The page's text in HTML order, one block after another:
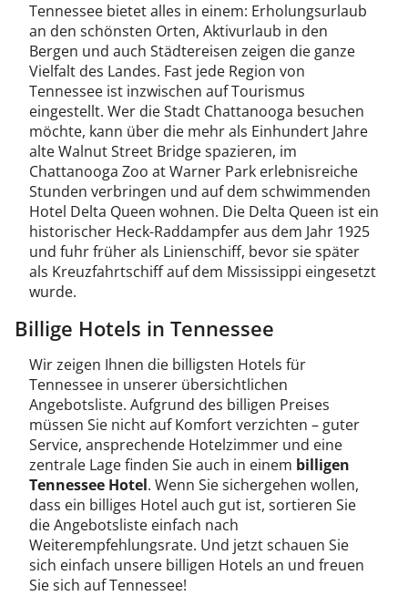
Tennessee bietet alles in einem: Erholungsurlaub
an den schönsten Orten, Aktivurlaub in den
Bergen und auch Städtereisen zeigen die ganze
Vielfalt des Landes. Fast jede Region von
Tennessee ist inzwischen auf Tourismus
eingestellt. Wer die Stadt Chattanooga besuchen
möchte, kann über die mehr als Einhundert Jahre
alte Walnut Street Bridge spazieren, im
Chattanooga Zoo at Warner Park erlebnisreiche
Stunden verbringen und auf dem schwimmenden
Hotel Delta Queen wohnen. Die Delta Queen ist ein
historischer Heck-Raddampfer aus dem Jahr 1925
und fuhr früher als Linienschiff, bevor sie später
als Kreuzfahrtschiff auf dem Mississippi eingesetzt
wurde.
Billige Hotels in Tennessee
Wir zeigen Ihnen die billigsten Hotels für
Tennessee in unserer übersichtlichen
Angebotsliste. Aufgrund des billigen Preises
müssen Sie nicht auf Komfort verzichten – guter
Service, ansprechende Hotelzimmer und eine
zentrale Lage finden Sie auch in einem billigen
Tennessee Hotel. Wenn Sie sichergehen wollen,
dass ein billiges Hotel auch gut ist, sortieren Sie
die Angebotsliste einfach nach
Weiterempfehlungsrate. Und jetzt schauen Sie
sich einfach unsere billigen Hotels an und freuen
Sie sich auf Tennessee!